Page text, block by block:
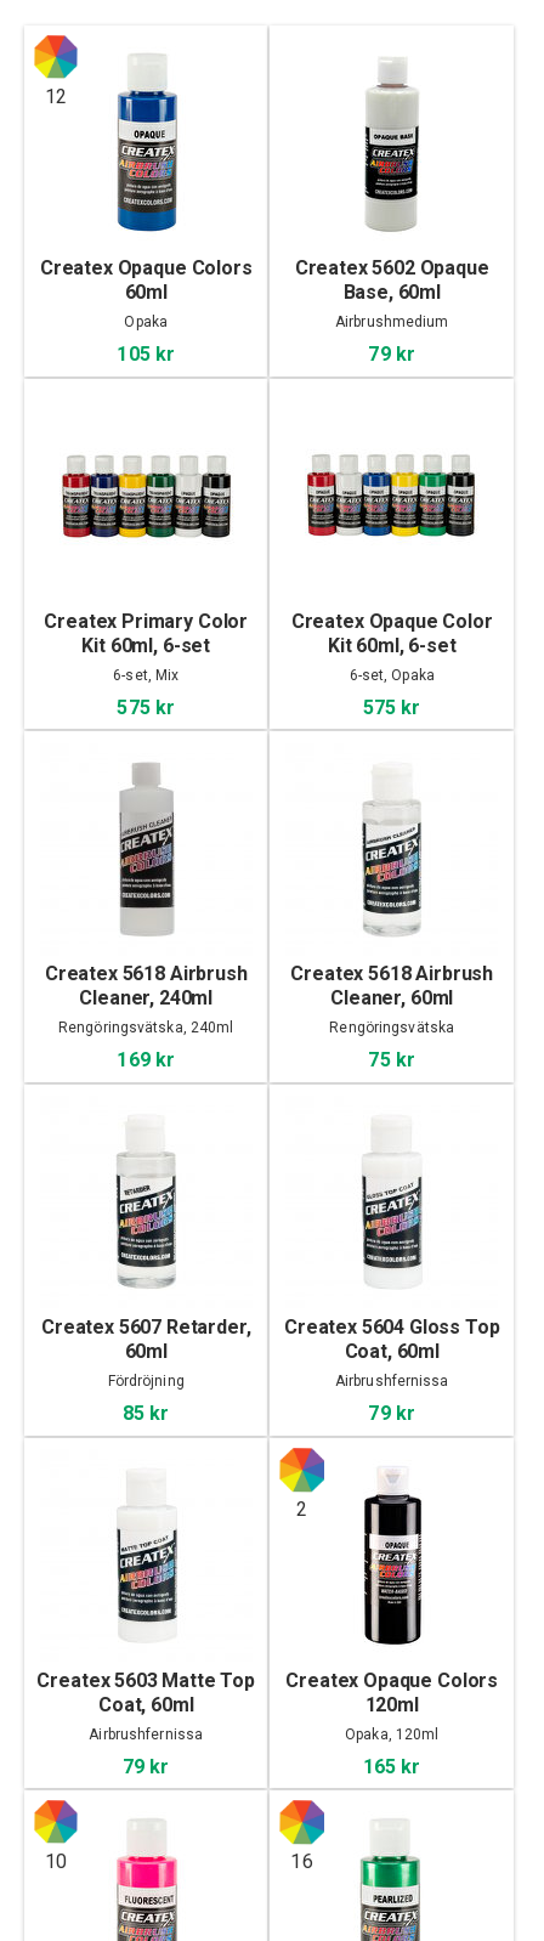
12
Createx Opaque Colors
60ml
Opaka
105 kr
Createx 5602 Opaque
Base, 60ml
Airbrushmedium
79 kr
Createx Primary Color
Kit 60ml, 6-set
6-set, Mix
575 kr
Createx Opaque Color
Kit 60ml, 6-set
6-set, Opaka
575 kr
Createx 5618 Airbrush
Cleaner, 240ml
Rengöringsvätska, 240ml
169 kr
Createx 5618 Airbrush
Cleaner, 60ml
Rengöringsvätska
75 kr
Createx 5607 Retarder,
60ml
Fördröjning
85 kr
Createx 5604 Gloss Top
Coat, 60ml
Airbrushfernissa
79 kr
Createx 5603 Matte Top
Coat, 60ml
Airbrushfernissa
79 kr
2
Createx Opaque Colors
120ml
Opaka, 120ml
165 kr
10 16